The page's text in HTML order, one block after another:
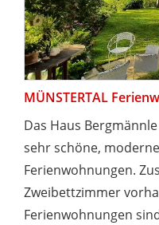
MÜNSTERTAL
Das Haus
sehr schöne,
Ferienwohnungen.
Zweibettzimmer
Ferienwohnungen